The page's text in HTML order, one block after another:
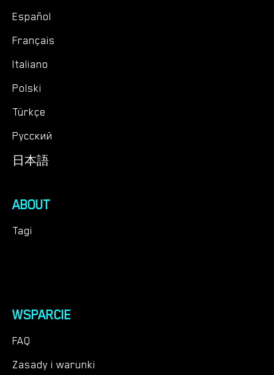
Español
Français
Italiano
Polski
Türkçe
Русский
日本語
ABOUT
Tagi
WSPARCIE
FAQ
Zasady i warunki